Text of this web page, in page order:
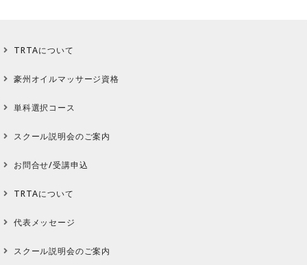
TRTAについて
豪州オイルマッサージ資格
単科選択コース
スクール説明会のご案内
お問合せ/受講申込
TRTAについて
代表メッセージ
スクール説明会のご案内